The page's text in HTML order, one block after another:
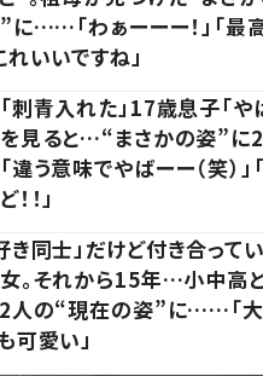
に……「わぁーーー！」「最
れいいですね」
刺青入れた」17歳息子「やば
見ると…“まさかの姿”に
違う意味でやばーー（笑）」
！！」
き同士」だけど付き合って
。それから15年…小中高
人の“現在の姿”に……「
可愛い」